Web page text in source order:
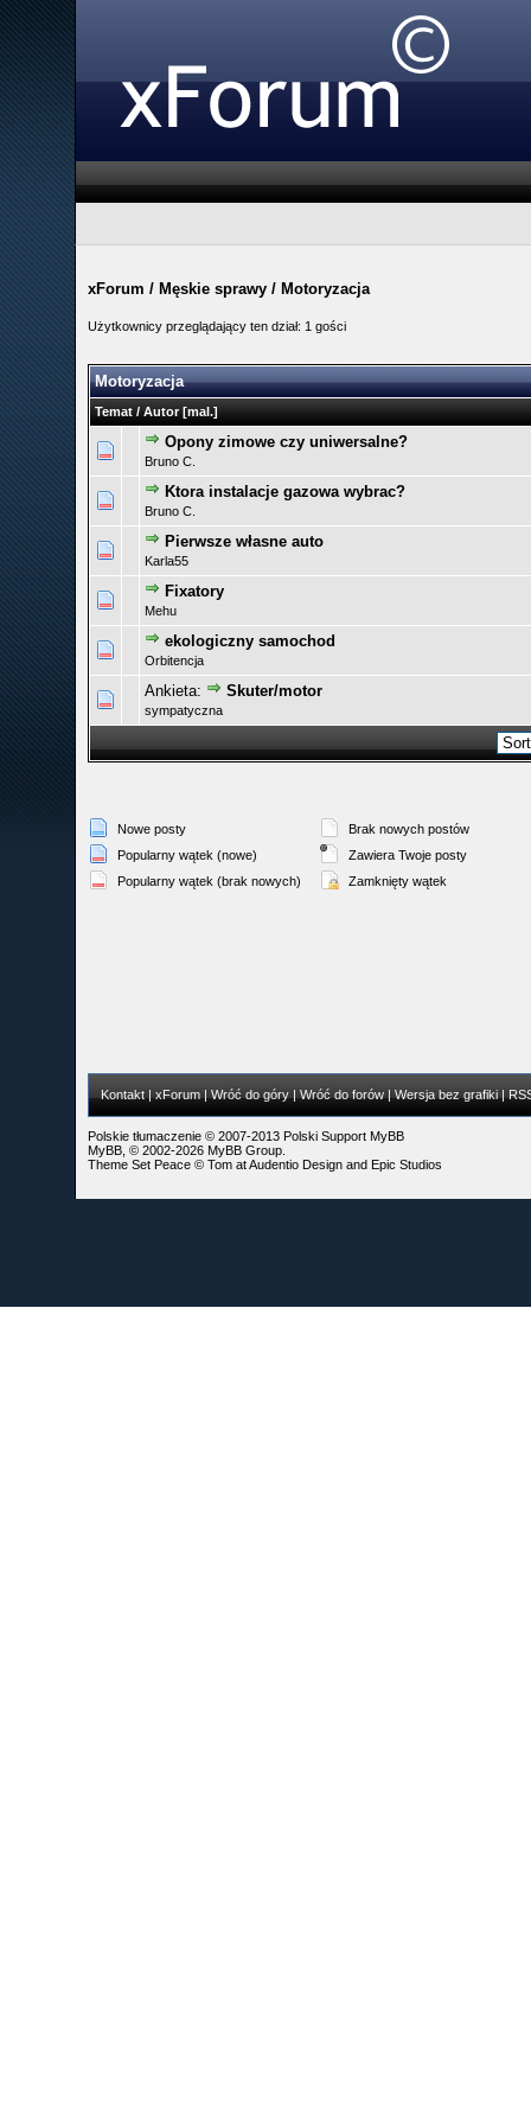
xForum / Męskie sprawy / Motoryzacja
Użytkownicy przeglądający ten dział: 1 gości
Motoryzacja
Temat/ Autor [mal.]
Opony zimowe czy uniwersalne?
Bruno C.
0 głosów - średnia ocena: 0 na 5 gwiazdek
12 3 4 5
Ktora instalacje gazowa wybrac?
Bruno C.
0 głosów - średnia ocena: 0 na 5 gwiazdek
1 2345
Pierwsze własne auto
Karla55
0 głosów - średnia ocena: 0 na 5 gwiazdek
1234 5
Fixatory
Mehu
0 głosów - średnia ocena: 0 na 5 gwiazdek
123
ekologiczny samochod
Orbitencja
0 głosów - średnia ocena: 0 na 5 gwiazdek
1234 5
Ankieta: Skuter/motor
sympatyczna
0 głosów - średnia ocena: 0 na 5 gwiazdek
345
Nowe posty
Popularny wątek (nowe)
Popularny wątek (brak nowych)
Brak nowych postów
Zawiera Twoje posty
Zamknięty wątek
Kontakt| xForum| Wróć do góry| Wróć do forów| Wersja bez grafiki|
Polskie tłumaczenie © 2007-2013 Polski Support MyBB
MyBB, © 2002-2026 MyBB Group.
Theme Set Peace © TomatAudentio Designand Epic Studios